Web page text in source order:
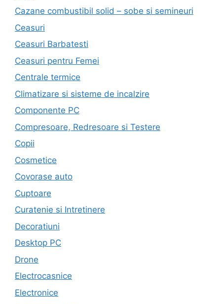
Cazane combustibil solid – sobe si semineuri
Ceasuri
Ceasuri Barbatesti
Ceasuri pentru Femei
Centrale termice
Climatizare si sisteme de incalzire
Componente PC
Compresoare, Redresoare si Testere
Copii
Cosmetice
Covorase auto
Cuptoare
Curatenie si Intretinere
Decoratiuni
Desktop PC
Drone
Electrocasnice
Electronice